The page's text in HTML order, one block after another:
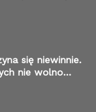
się niewinnie.
nie wolno...